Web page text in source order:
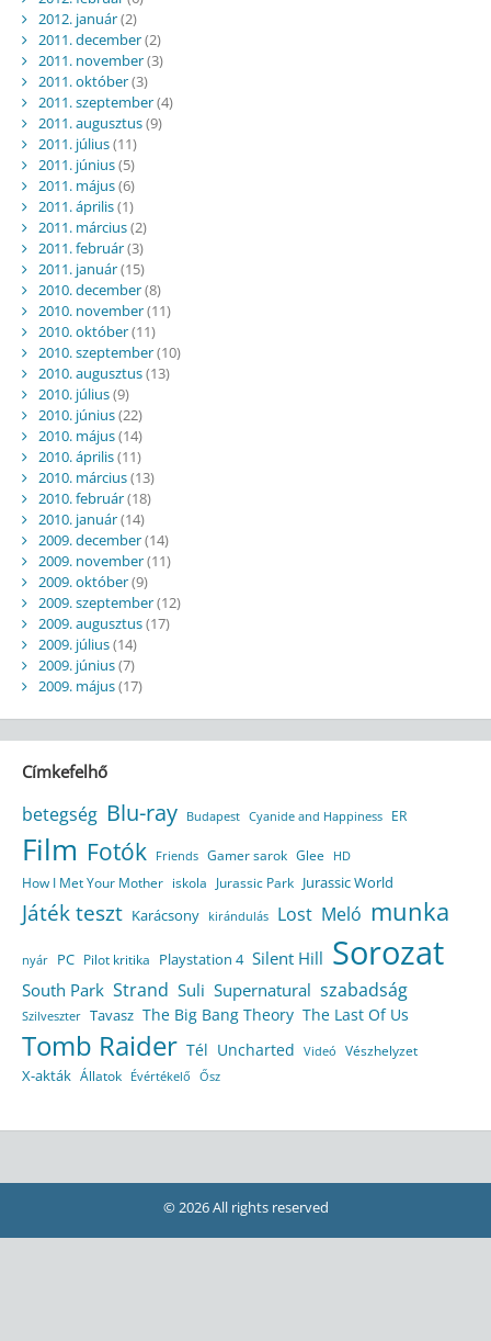
2012. január(2)
2011. december(2)
2011. november(3)
2011. október(3)
2011. szeptember(4)
2011. augusztus(9)
2011. július(11)
2011. június(5)
2011. május(6)
2011. április(1)
2011. március(2)
2011. február(3)
2011. január(15)
2010. december(8)
2010. november(11)
2010. október(11)
2010. szeptember(10)
2010. augusztus(13)
2010. július(9)
2010. június(22)
2010. május(14)
2010. április(11)
2010. március(13)
2010. február(18)
2010. január(14)
2009. december(14)
2009. november(11)
2009. október(9)
2009. szeptember(12)
2009. augusztus(17)
2009. július(14)
2009. június(7)
2009. május(17)
Címkefelhő
betegség Blu-ray Budapest Cyanide and Happiness ER
Film Fotók Friends Gamer sarok Glee HD
How I Met Your Mother iskola Jurassic Park Jurassic World
Játék teszt Karácsony kirándulás Lost Meló munka
nyár PC Pilot kritika Playstation 4 Silent Hill Sorozat
South Park Strand Suli Supernatural szabadság
Szilveszter Tavasz The Big Bang Theory The Last Of Us
Tomb Raider Tél Uncharted Videó Vészhelyzet
X-akták Állatok Évértékelő Ősz
© 2026 All rights reserved